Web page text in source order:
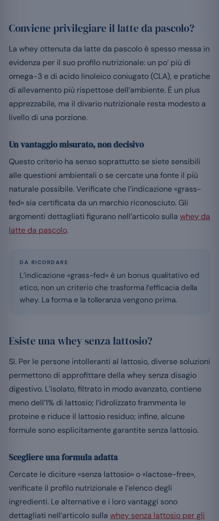
Conviene privilegiare il latte da pascolo?
La whey ottenuta da latte da pascolo è spesso messa in
evidenza per il suo profilo nutrizionale: un po’ più di
omega-3 e di acido linoleico coniugato (CLA), e pratiche
di allevamento più rispettose dell’ambiente. È un plus
apprezzabile, ma il divario nutrizionale resta modesto a
livello di una porzione.
Un vantaggio misurato, non decisivo
Questo criterio ha senso soprattutto se siete sensibili
alle questioni ambientali o se cercate una fonte il più
naturale possibile. Verificate che l’indicazione «grass-
fed» sia certificata da un marchio riconosciuto. Gli
argomenti dettagliati figurano nell’articolo sulla whey da
latte da pascolo.
DA RICORDARE
L’indicazione «grass-fed» è un bonus qualitativo ed
etico, non un criterio che trasforma l’efficacia della
whey. La forma e la tolleranza vengono prima.
Esiste una whey senza lattosio?
Sì. Per le persone intolleranti al lattosio, diverse soluzioni
permettono di approfittare della whey senza disagio
digestivo. L’isolato, filtrato in modo avanzato, contiene
meno dell’1% di lattosio; l’idrolizzato frammenta le
proteine e riduce il lattosio residuo; infine, alcune
formule sono esplicitamente garantite senza lattosio.
Scegliere una formula adatta
Cercate le diciture «senza lattosio» o «lactose-free»,
verificate il profilo nutrizionale e l’elenco degli
ingredienti. Le alternative e i loro vantaggi sono
dettagliati nell’articolo sulla whey senza lattosio per gli